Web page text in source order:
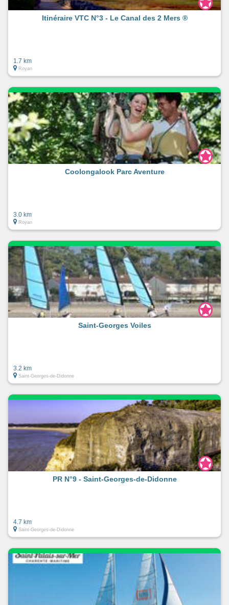
Itinéraire VTC N°3 - Le Canal des 2 Mers ®
1.7 km
Royan
Coolongalook Parc Aventure
3.0 km
Royan
Saint-Georges Voiles
3.2 km
Saint-Georges-de-Didonne
PR N°9 - Saint-Georges-de-Didonne
4.7 km
Saint-Georges-de-Didonne